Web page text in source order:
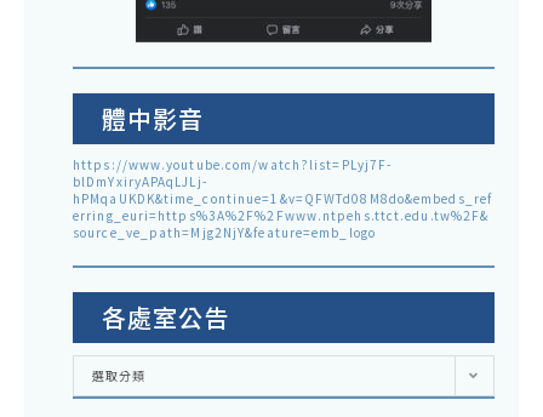
體中影音
https://www.youtube.com/watch?list=PLyj7F-
blDmYxiryAPAqLJLj-
hPMqaUKDK&time_continue=1&v=QFWTd08M8do&embeds_ref
erring_euri=https%3A%2F%2Fwww.ntpehs.ttct.edu.tw%2F&
source_ve_path=Mjg2NjY&feature=emb_logo
各處室公告
各
室
選取分類